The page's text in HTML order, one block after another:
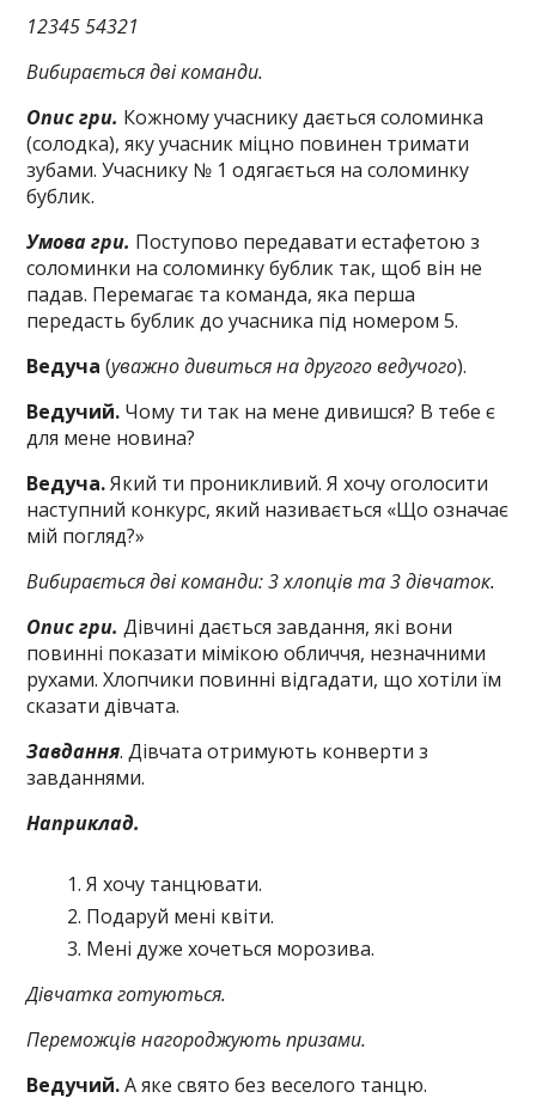
12345 54321
Вибирається дві команди.
Опис гри. Кожному учаснику дається соломинка
(солодка), яку учасник міцно повинен тримати
зубами. Учаснику № 1 одягається на соломинку
бублик.
Умова гри. Поступово передавати естафетою з
соломинки на соломинку бублик так, щоб він не
падав. Перемагає та команда, яка перша
передасть бублик до учасника під номером 5.
Ведуча (уважно дивиться на другого ведучого).
Ведучий. Чому ти так на мене дивишся? В тебе є
для мене новина?
Ведуча.Який ти проникливий. Я хочу оголосити
наступний конкурс, який називається «Що означає
мій погляд?»
Вибирається дві команди: 3 хлопців та 3 дівчаток.
Опис гри. Дівчині дається завдання, які вони
повинні показати мімікою обличчя, незначними
рухами. Хлопчики повинні відгадати, що хотіли їм
сказати дівчата.
Завдання. Дівчата отримують конверти з
завданнями.
Наприклад.
Я хочу танцювати.
Подаруй мені квіти.
Мені дуже хочеться морозива.
Дівчатка готуються.
Переможців нагороджують призами.
Ведучий.А яке свято без веселого танцю.